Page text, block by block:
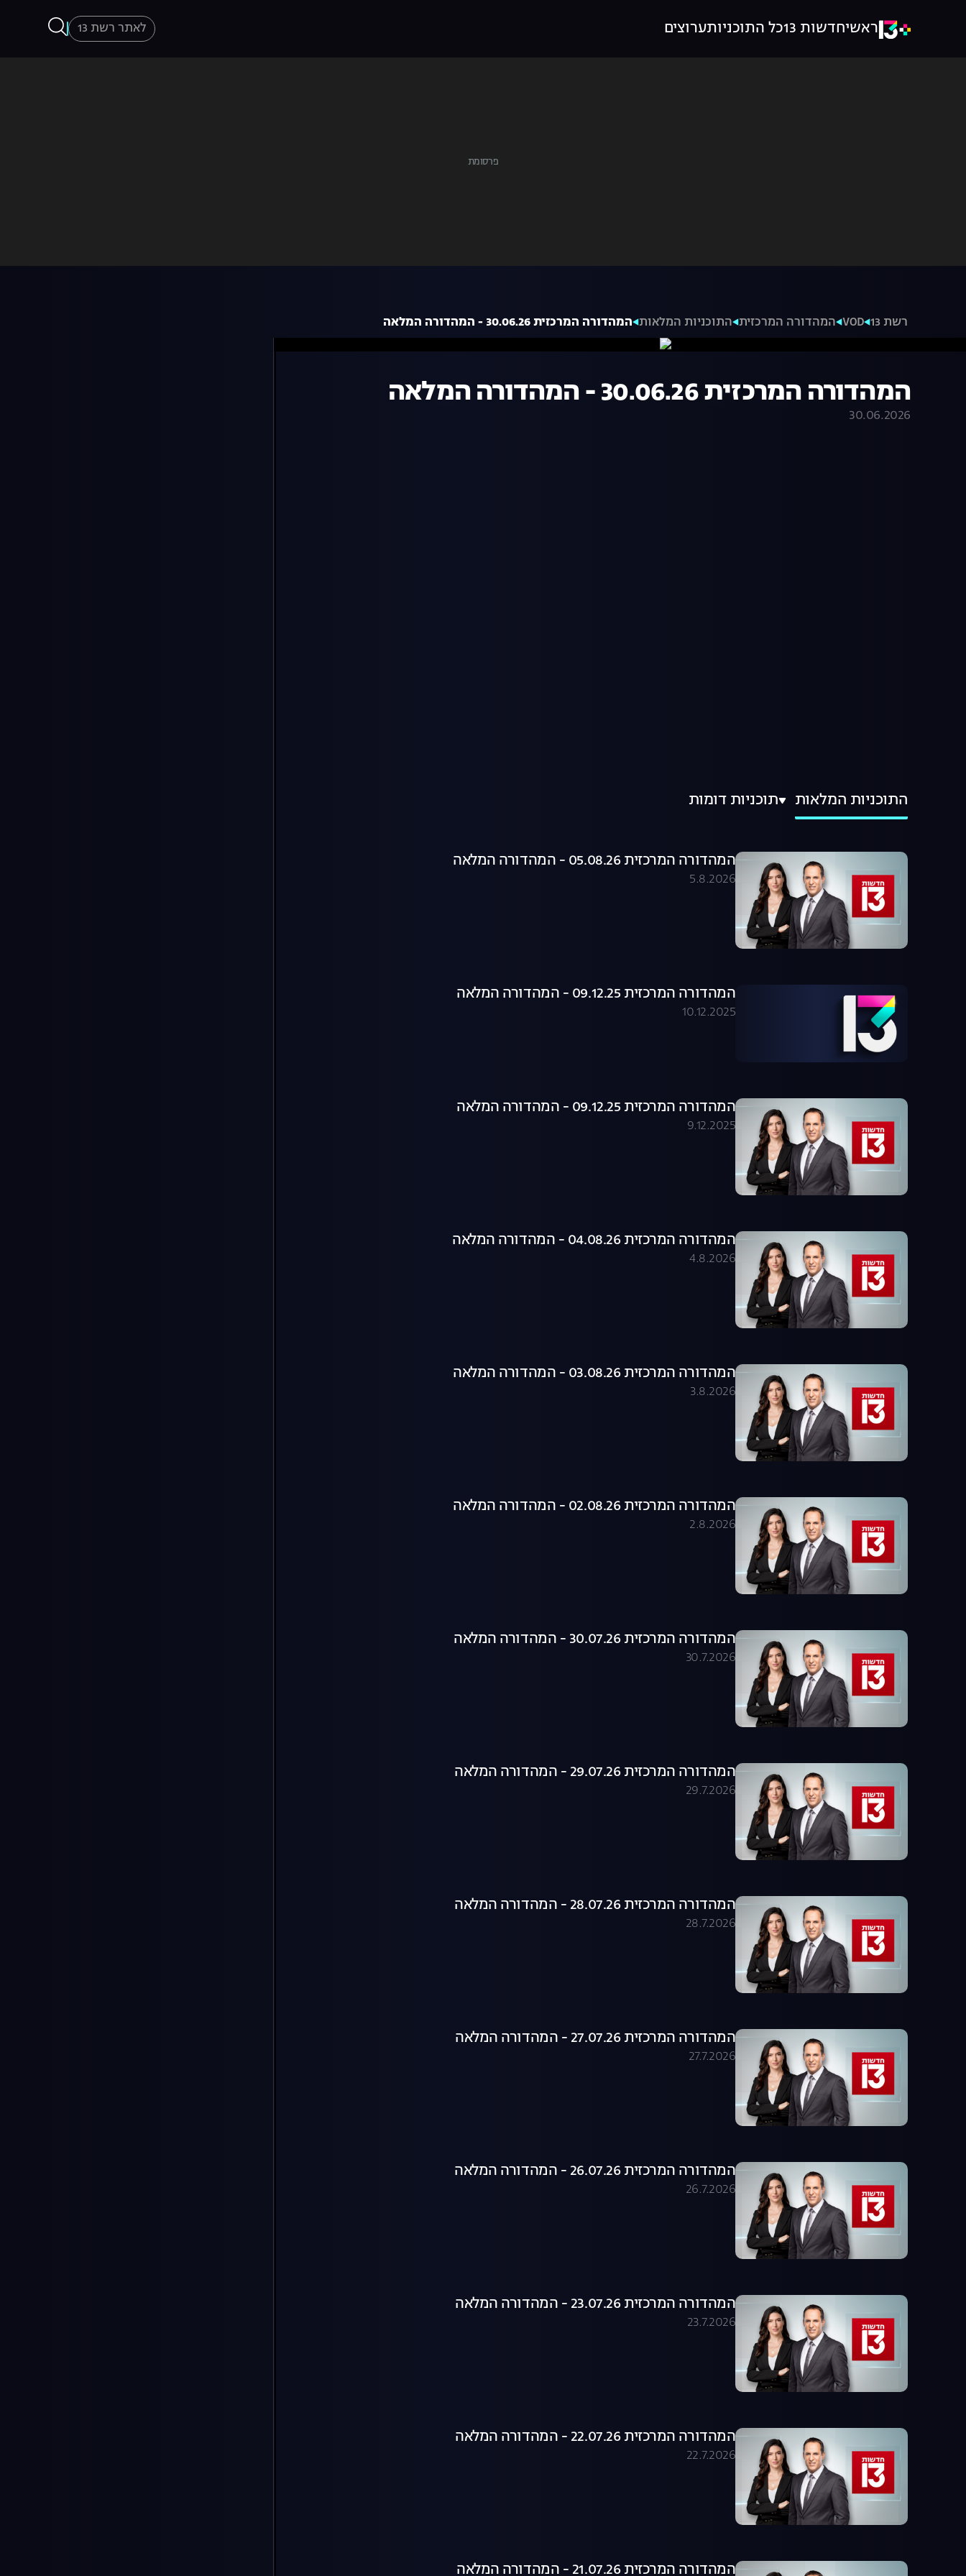
ראשיחדשות 13 כל התוכניותערוצים לאתר רשת 13
רשת 13 VOD המהדורה המרכזית התוכניות המלאות המהדורה המרכזית 30.06.26 - המהדורה המלאה
המהדורה המרכזית 30.06.26 - המהדורה המלאה
30.06.2026
התוכניות המלאות תוכניות דומות
המהדורה המרכזית 05.08.26 - המהדורה המלאה
5.8.2026
המהדורה המרכזית 09.12.25 - המהדורה המלאה
10.12.2025
המהדורה המרכזית 09.12.25 - המהדורה המלאה
9.12.2025
המהדורה המרכזית 04.08.26 - המהדורה המלאה
4.8.2026
המהדורה המרכזית 03.08.26 - המהדורה המלאה
3.8.2026
המהדורה המרכזית 02.08.26 - המהדורה המלאה
2.8.2026
המהדורה המרכזית 30.07.26 - המהדורה המלאה
30.7.2026
המהדורה המרכזית 29.07.26 - המהדורה המלאה
29.7.2026
המהדורה המרכזית 28.07.26 - המהדורה המלאה
28.7.2026
המהדורה המרכזית 27.07.26 - המהדורה המלאה
27.7.2026
המהדורה המרכזית 26.07.26 - המהדורה המלאה
26.7.2026
המהדורה המרכזית 23.07.26 - המהדורה המלאה
23.7.2026
המהדורה המרכזית 22.07.26 - המהדורה המלאה
22.7.2026
המהדורה המרכזית 21.07.26 - המהדורה המלאה